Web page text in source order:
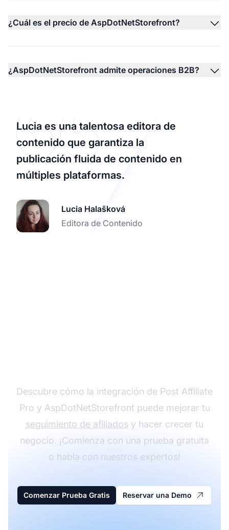
¿Cuál es el precio de AspDotNetStorefront?
¿AspDotNetStorefront admite operaciones B2B?
Lucia es una talentosa editora de
contenido que garantiza la
publicación fluida de contenido en
múltiples plataformas.
Lucia Halašková
Editora de Contenido
Descubre cómo la integración de Post Affiliate
Pro y AspDotNetStorefront puede mejorar tu
seguimiento de afiliados y hacer crecer tu
negocio. ¡Comienza con una prueba gratuita
o habla con nuestros expertos!
Comenzar Prueba Gratis Reservar una Demo